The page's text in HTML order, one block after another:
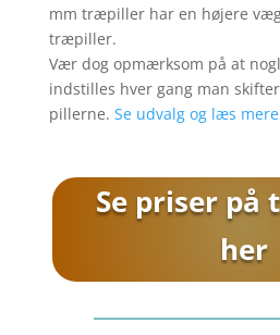
mm træpiller har en højere
træpiller.
Vær dog opmærksom på at
indstilles hver gang man
pillerne. Se udvalg og læs
Se priser
her